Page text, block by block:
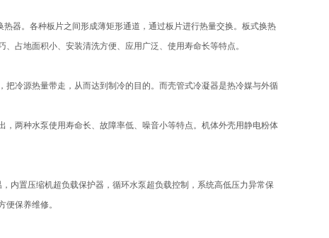
器。各种板片之间形成薄矩形通道，通过板片进行热量交换。板式换热
占地面积小、安装清洗方便、应用广泛、使用寿命长等特点。
冷源热量带走，从而达到制冷的目的。而壳管式冷凝器是热冷媒与外循
两种水泵使用寿命长、故障率低、噪音小等特点。 机体外壳用静电粉体
内置压缩机超负载保护器，循环水泵超负载控制，系统高低压力异常保
保养维修。